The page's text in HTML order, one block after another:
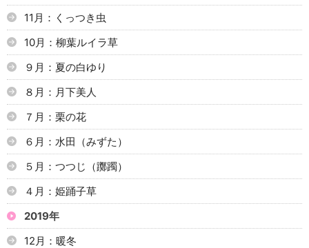
11月：くっつき虫
10月：柳葉ルイラ草
９月：夏の白ゆり
８月：月下美人
７月：栗の花
６月：水田（みずた）
５月：つつじ（躑躅）
４月：姫踊子草
2019年
12月：暖冬